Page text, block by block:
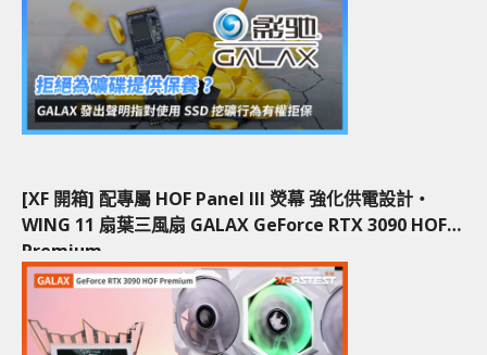
[XF 開箱] 配專屬 HOF Panel III 熒幕 強化供電設計‧
WING 11 扇葉三風扇 GALAX GeForce RTX 3090 HOF
Premium